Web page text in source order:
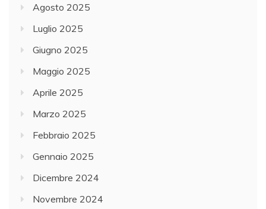
Agosto 2025
Luglio 2025
Giugno 2025
Maggio 2025
Aprile 2025
Marzo 2025
Febbraio 2025
Gennaio 2025
Dicembre 2024
Novembre 2024